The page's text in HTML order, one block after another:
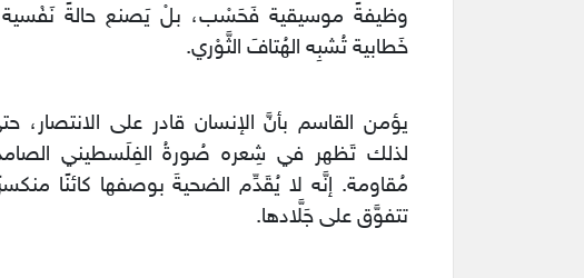
وظيفةً موسيقية فَحَسْب، بلْ يَصنع حالةً نَفْسية
خَطابية تُشبِه الهُتافَ الثَّوْري.
يؤمن القاسم بأنَّ الإنسان قادر على
لذلك تَظهر في شِعره صُورةُ الفِلَسطيني
مُقاومة. إنَّه لا يُقَدِّم الضحيةَ بوصفها كائنًا
تتفوَّق على جَلَّادها.